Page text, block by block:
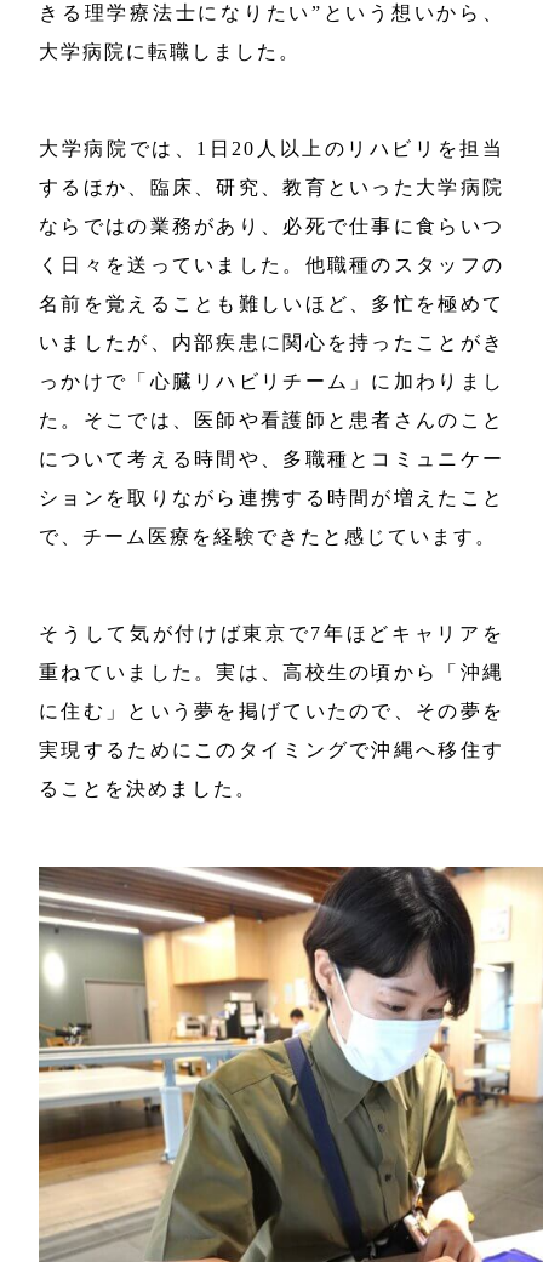
きる理学療法士になりたい”という想いから、
大学病院に転職しました。
大学病院では、1日20人以上のリハビリを担当
するほか、臨床、研究、教育といった大学病院
ならではの業務があり、必死で仕事に食らいつ
く日々を送っていました。他職種のスタッフの
名前を覚えることも難しいほど、多忙を極めて
いましたが、内部疾患に関心を持ったことがき
っかけで「心臓リハビリチーム」に加わりまし
た。そこでは、医師や看護師と患者さんのこと
について考える時間や、多職種とコミュニケー
ションを取りながら連携する時間が増えたこと
で、チーム医療を経験できたと感じています。
そうして気が付けば東京で7年ほどキャリアを
重ねていました。実は、高校生の頃から「沖縄
に住む」という夢を掲げていたので、その夢を
実現するためにこのタイミングで沖縄へ移住す
ることを決めました。